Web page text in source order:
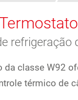
refrigeração
da classe W92
térmico de